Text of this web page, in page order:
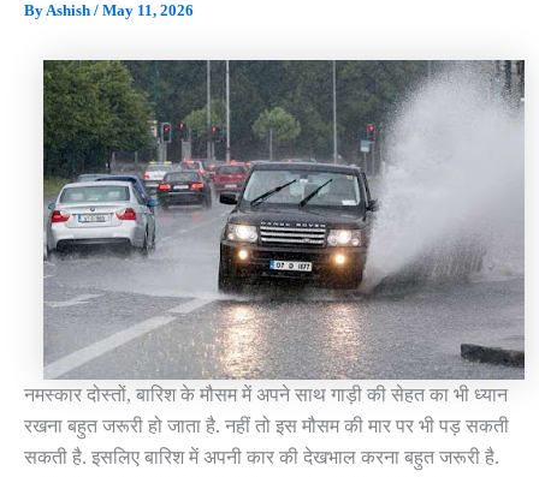
ByAshish / May 11, 2026
नमस्कार दोस्तों, बारिश के मौसम में अपने साथ गाड़ी की सेहत का भी ध्यान
रखना बहुत जरूरी हो जाता है. नहीं तो इस मौसम की मार पर भी पड़ सकती
सकती है. इसलिए बारिश में अपनी कार की देखभाल करना बहुत जरूरी है.